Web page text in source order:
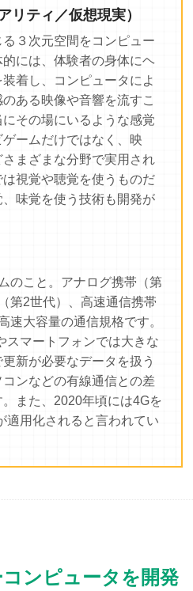
リティ／仮想現実）
３次元空間をコンピュー
には、体験者の身体にヘ
着し、コンピュータによ
ある映像や音響を流すこ
その場にいるような感覚
ームだけではなく、映
まざまな分野で実用され
視覚や聴覚を使うものだ
味覚を使う技術も開発が
のこと。アナログ携帯（第
第2世代）、高速通信携帯
速大容量の通信規格です。
スマートフォンでは大きな
新が必要なデータを扱う
ンなどの有線通信との差
また、2020年頃には4Gを
適用化されると言われてい
ンピュータを開発